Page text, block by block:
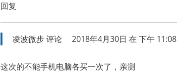
回复
凌波微步评论 2018年4月30日 在 下午 11:08
这次的不能手机电脑各买一次了，亲测